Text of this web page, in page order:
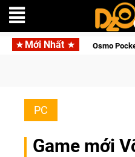
Mới Nhất
Tỉnh, Săn DJI Osmo Pocket 3 Ngay
PC
Game mới